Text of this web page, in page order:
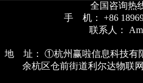
全国咨询热
手 机： +86
联系人：
地 址： ①杭州赢啦信息科技有
余杭区仓前街道利尔达物联